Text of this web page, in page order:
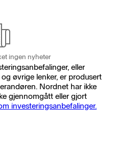
ingen nyheter
eller
øvrige lenker, er produsert
Nordnet har ikke
gjennomgått eller gjort
investeringsanbefalinger.